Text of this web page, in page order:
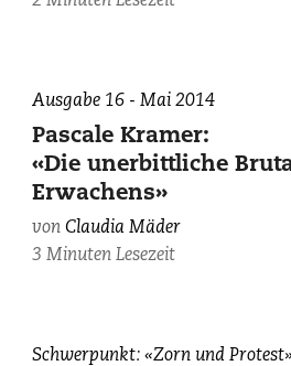
Ausgabe 16 - Mai 2014
Pascale Kramer:
«Die unerbittliche
Erwachens»
vonClaudia Mäder
3 Minuten Lesezeit
«Die
Schwerpunkt: «Zorn und Protest»